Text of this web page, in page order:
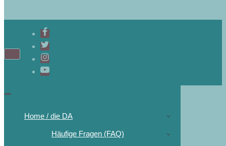
Home / die DA
Häufige Fragen (FAQ)